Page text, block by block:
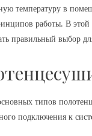
температуру в
работы. В этой
правильный выбор
типов
подключения к